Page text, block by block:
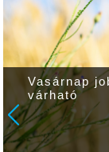
Vasárnap
várható